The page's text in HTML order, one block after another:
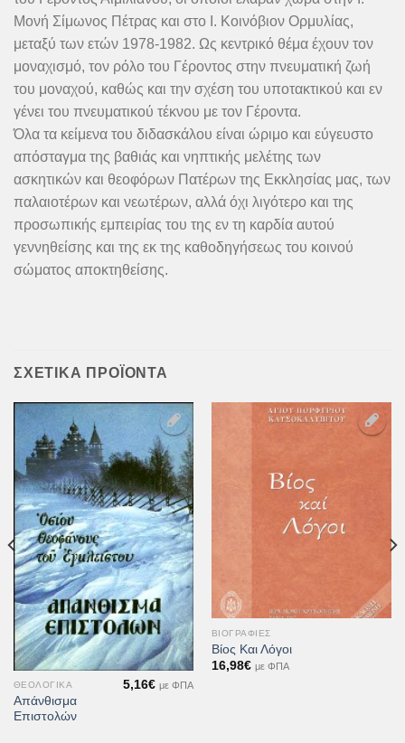
Μονή Σίμωνος Πέτρας και στο Ι. Κοινόβιον Ορμυλίας,
μεταξύ των ετών 1978-1982. Ως κεντρικό θέμα έχουν τον
μοναχισμό, τον ρόλο του Γέρον­τος στην πνευματική ζωή
του μοναχού, καθώς και την σχέση του υποτακτικού και εν
γένει του πνευματικού τέκνου με τον Γέροντα.
Όλα τα κείμενα του διδασκάλου είναι ώριμο και εύγευστο
από­σταγμα της βαθιάς και νηπτικής μελέτης των
ασκητικών και θεοφόρων Πατέρων της Εκκλησίας μας, των
παλαιοτέρων και νεωτέρων, αλλά όχι λιγότερο και της
προσωπικής εμπειρίας του της εν τη καρδία αυτού
γεννηθείσης και της εκ της καθοδηγή­σεως του κοινού
σώματος αποκτηθείσης.
ΣΧΕΤΙΚΆ ΠΡΟΪΌΝΤΑ
Προσθήκη
στη Λίστα
Επιθυμιών
ΘΕΟΛΟΓΙΚΆ
Απάνθισμα
Επιστολών
5,16€ με ΦΠΑ
ΒΙΟΓΡΑΦΊΕΣ
Βίος Και Λόγοι
16,98€ με ΦΠΑ